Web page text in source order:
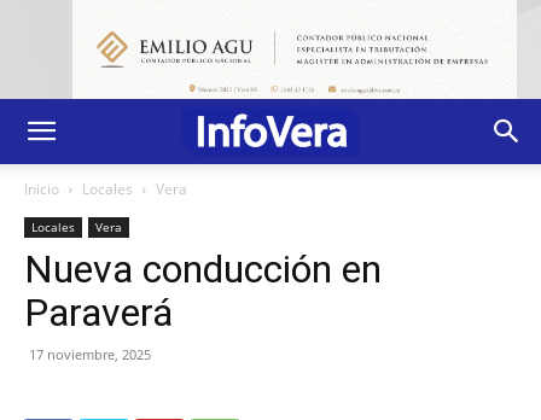
Inicio Locales Vera
Locales Vera
Nueva conducción en
Paraverá
17 noviembre, 2025